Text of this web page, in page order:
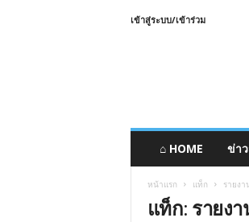
เข้าสู่ระบบ/เข้าร่วม
⌂ HOME ข่า
หน้าแรก แท็ก รายงา
แท็ก: รายง